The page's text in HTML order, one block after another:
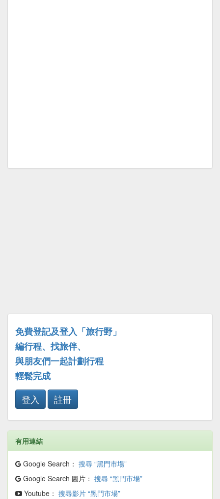
免費登記及登入「旅行野」
編行程、找旅伴、
與朋友們一起計劃行程
輕鬆完成
登入
註冊
有用連結
Google Search： 搜尋 “黑門市場”
Google Search 圖片： 搜尋 “黑門市場”
Youtube： 搜尋影片 “黑門市場”